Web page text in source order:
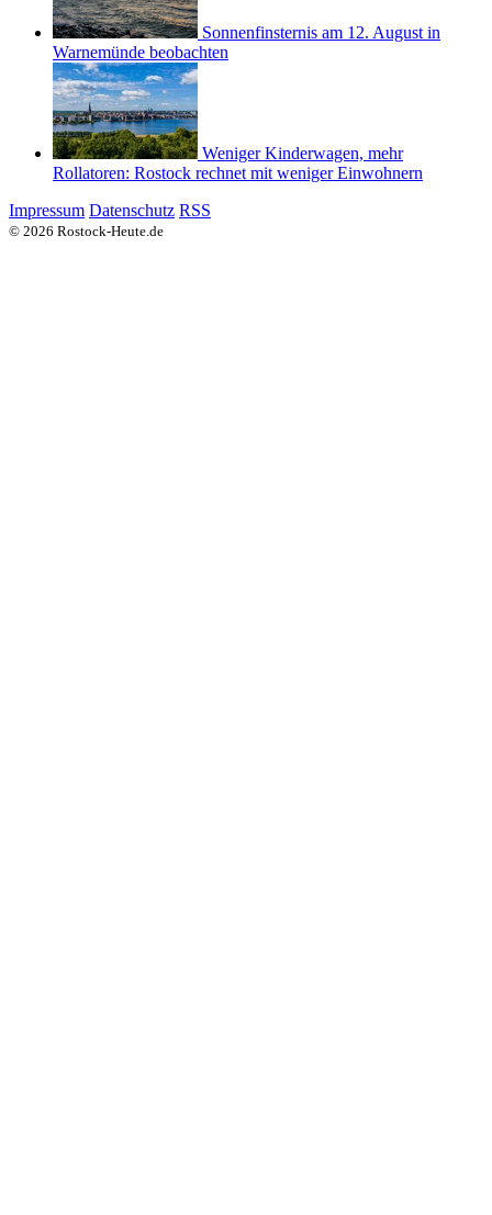
Sonnenfinsternis am 12. August in
Warnemünde beobachten
Weniger Kinderwagen, mehr
Rollatoren: Rostock rechnet mit weniger Einwohnern
Impressum Datenschutz RSS
© 2026 Rostock-Heute.de